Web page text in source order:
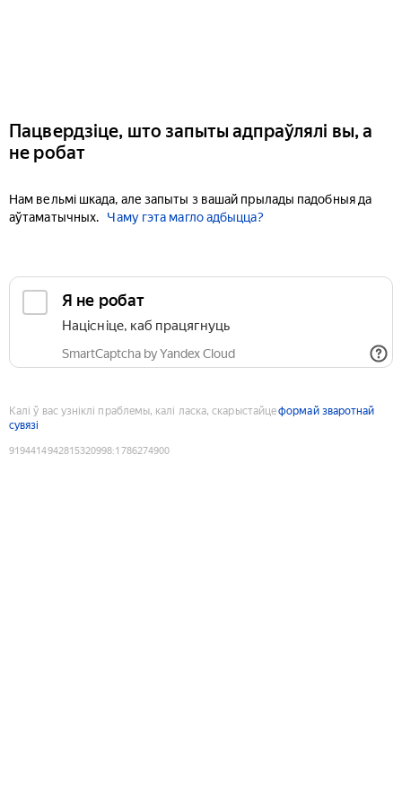
Пацвердзіце, што запыты адпраўлялі вы, а
не робат
Нам вельмі шкада, але запыты з вашай прылады падобныя да
аўтаматычных.
Чаму гэта магло адбыцца?
Я не робат
Націсніце, каб працягнуць
SmartCaptcha by Yandex Cloud
Калі ў вас узніклі праблемы, калі ласка, скарыстайцеформай зваротнай
сувязі
9194414942815320998:1786274900